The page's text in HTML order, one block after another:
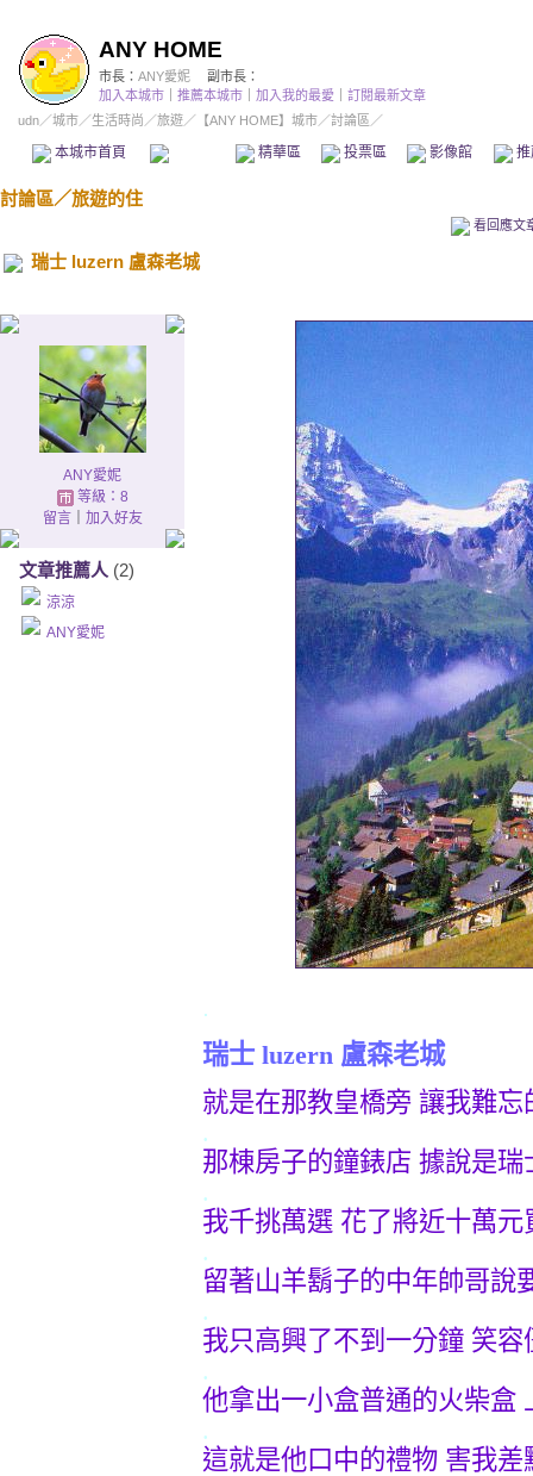
ANY HOME
市長： ANY愛妮
副市長：
加入本城市
推薦本城市 加入我的最愛
訂閱最新文章
udn／城市／生活時尚 ／旅遊／ 【ANY HOME】城市／討論區／
本城市首頁 精華區 投票區 影像館
討論區／旅遊的住
看回應文
瑞士 luzern 盧森老城
ANY愛妮
等級：8
留言｜ 加入好友
文章推薦人 (2)
涼涼
ANY愛妮
.
瑞士 luzern 盧森老城
就是在那教皇橋旁 讓我難忘
.
那棟房子的鐘錶店 據說是瑞
.
我千挑萬選 花了將近十萬
.
留著山羊鬍子的中年帥哥說
.
我只高興了不到一分鐘 笑容
.
他拿出一小盒普通的火柴盒
.
這就是他口中的禮物 害我差